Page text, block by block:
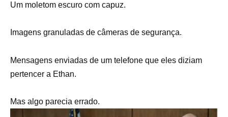
Um moletom escuro com capuz.
Imagens granuladas de câmeras de segurança.
Mensagens enviadas de um telefone que eles diziam
pertencer a Ethan.
Mas algo parecia errado.